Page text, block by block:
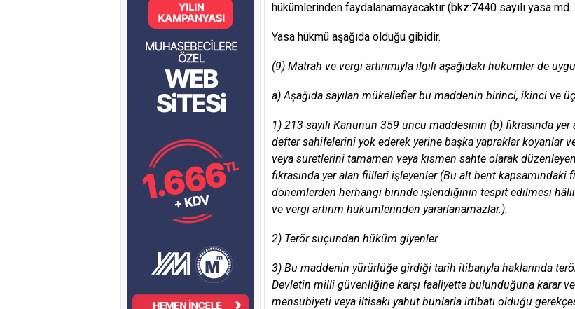
hükümlerinden faydalanamayacaktır (bkz:7440 sayılı yasa
Yasa hükmü aşağıda olduğu gibidir.
(9) Matrah ve vergi artırımıyla ilgili aşağıdaki hükümler de
a) Aşağıda sayılan mükellefler bu maddenin birinci, ikinci ve
1) 213 sayılı Kanunun 359 uncu maddesinin (b) fıkrasında
defter sahifelerini yok ederek yerine başka yapraklar koyanlar
veya suretlerini tamamen veya kısmen sahte olarak
fıkrasında yer alan fiilleri işleyenler (Bu alt bent kapsamındaki
dönemlerden herhangi birinde işlendiğinin tespit edilmesi
ve vergi artırım hükümlerinden yararlanamazlar.).
2) Terör suçundan hüküm giyenler.
3) Bu maddenin yürürlüğe girdiği tarih itibarıyla haklarında
Devletin milli güvenliğine karşı faaliyette bulunduğuna karar
mensubiyeti veya iltisakı yahut bunlarla irtibatı olduğu